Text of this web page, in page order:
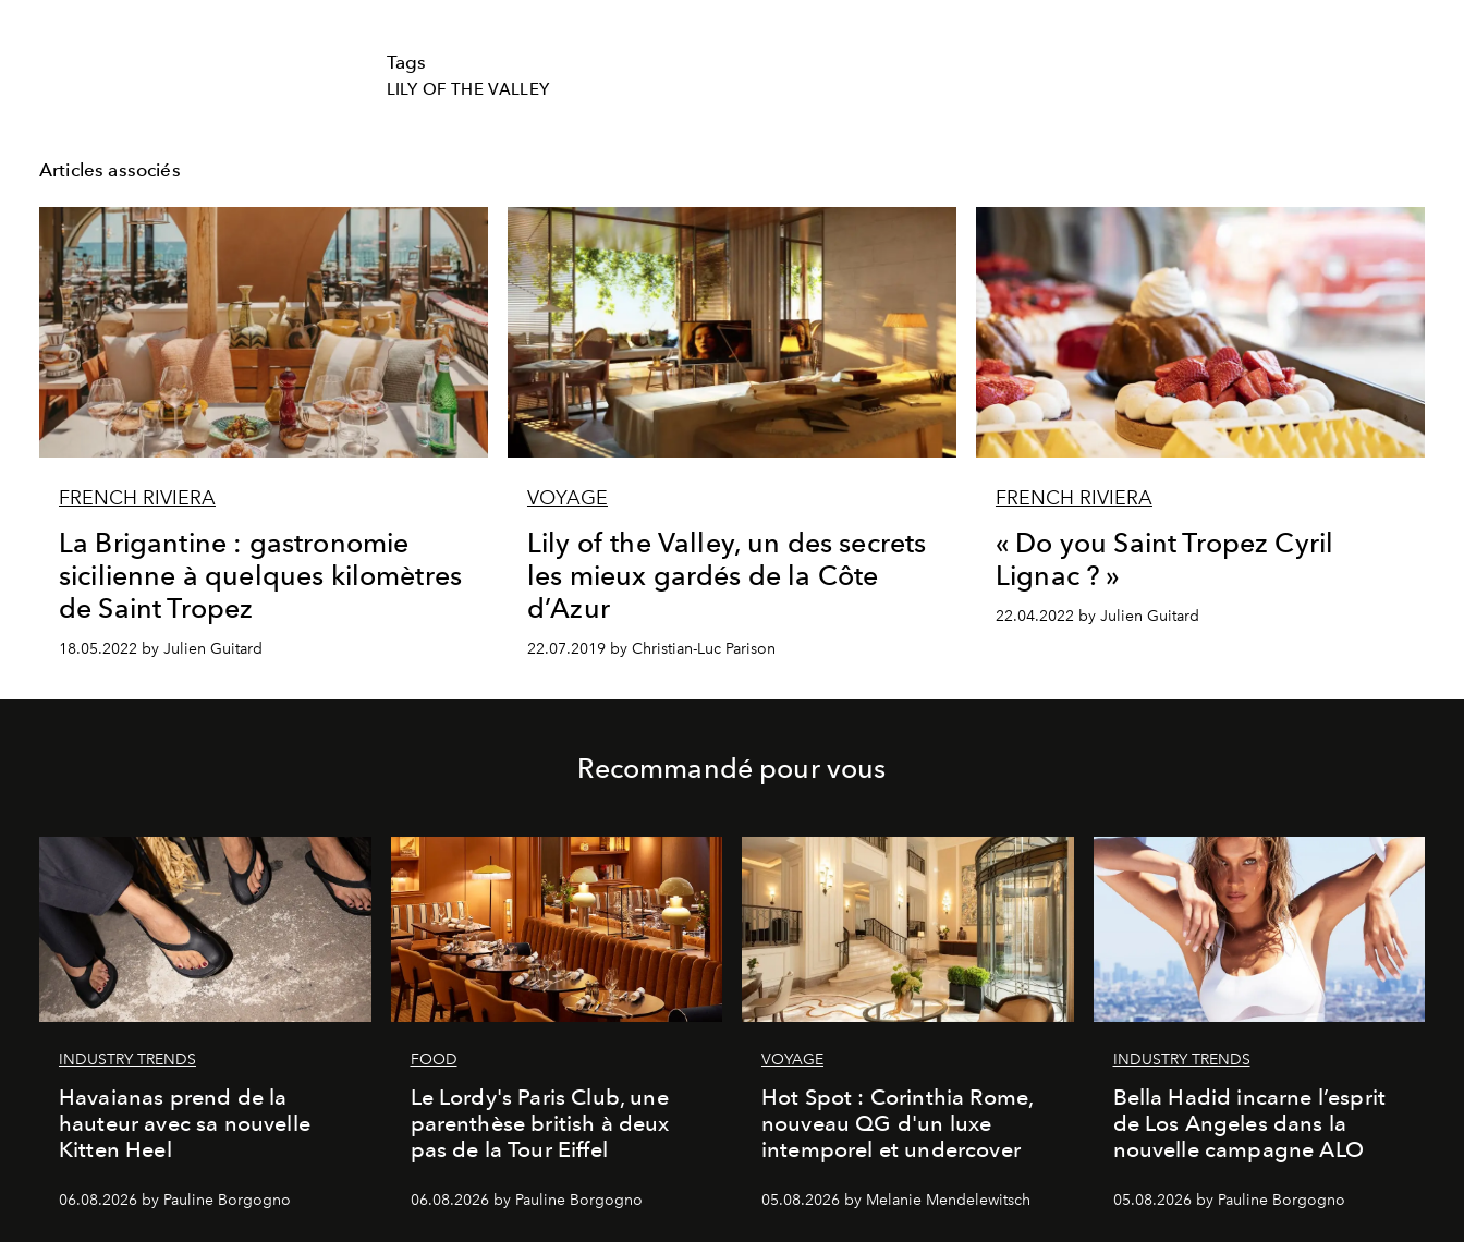
Tags
LILY OF THE VALLEY
Articles associés
FRENCH RIVIERA
La Brigantine : gastronomie
sicilienne à quelques kilomètres
de Saint Tropez
18.05.2022 by Julien Guitard
VOYAGE
Lily of the Valley, un des secrets
les mieux gardés de la Côte
d’Azur
22.07.2019 by Christian-Luc Parison
FRENCH RIVIERA
« Do you Saint Tropez Cyril
Lignac ? »
22.04.2022 by Julien Guitard
Recommandé pour vous
INDUSTRY TRENDS
Havaianas prend de la
hauteur avec sa nouvelle
Kitten Heel
06.08.2026 by Pauline Borgogno
FOOD
Le Lordy's Paris Club, une
parenthèse british à deux
pas de la Tour Eiffel
06.08.2026 by Pauline Borgogno
VOYAGE
Hot Spot : Corinthia Rome,
nouveau QG d'un luxe
intemporel et undercover
05.08.2026 by Melanie Mendelewitsch
INDUSTRY TRENDS
Bella Hadid incarne l’esprit
de Los Angeles dans la
nouvelle campagne ALO
05.08.2026 by Pauline Borgogno